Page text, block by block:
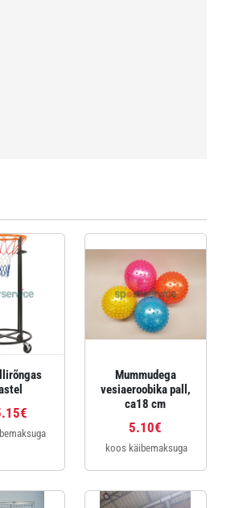
Mummudega
vesiaeroobika pall,
ca18 cm
5.10€
koos käibemaksuga